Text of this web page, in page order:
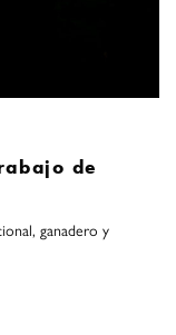
de
ganadero y